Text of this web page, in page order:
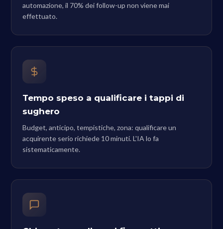
automazione, il 70% dei follow-up non viene mai
effettuato.
Tempo speso a qualificare i tappi di
sughero
Budget, anticipo, tempistiche, zona: qualificare un
acquirente serio richiede 10 minuti. L'IA lo fa
sistematicamente.